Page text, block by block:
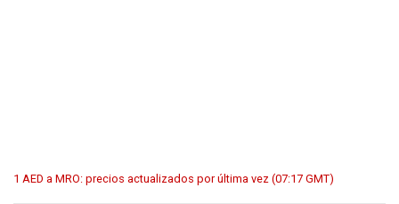
1 AED a MRO: precios actualizados por última vez (07:17 GMT)